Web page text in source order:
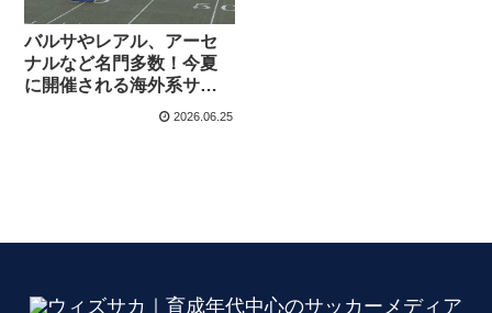
バルサやレアル、アーセ
ナルなど名門多数！今夏
に開催される海外系サッ
カーキャンプまとめ
2026.06.25